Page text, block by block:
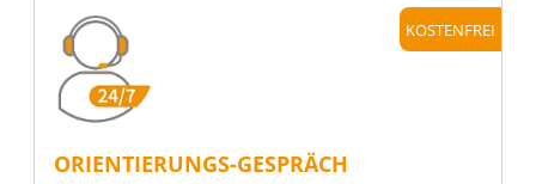
KOSTENFREI
ORIENTIERUNGS-GESPRÄCH